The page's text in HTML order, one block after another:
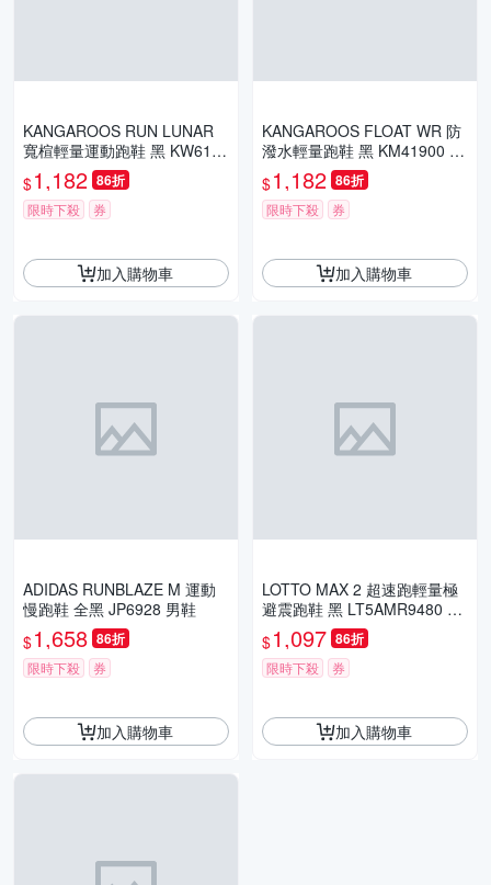
KANGAROOS RUN LUNAR
寬楦輕量運動跑鞋 黑 KW6161
0 女鞋
$1,182 86折
限時下殺 券
加入購物車
KANGAROOS FLOAT WR 防
潑水輕量跑鞋 黑 KM41900 男
鞋
$1,182 86折
限時下殺 券
加入購物車
ADIDAS RUNBLAZE M 運動
慢跑鞋 全黑 JP6928 男鞋
$1,658 86折
限時下殺 券
加入購物車
LOTTO MAX 2 超速跑輕量極
避震跑鞋 黑 LT5AMR9480 男
鞋
$1,097 86折
限時下殺 券
加入購物車